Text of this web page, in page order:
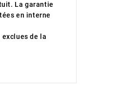
La garantie
en interne
de la